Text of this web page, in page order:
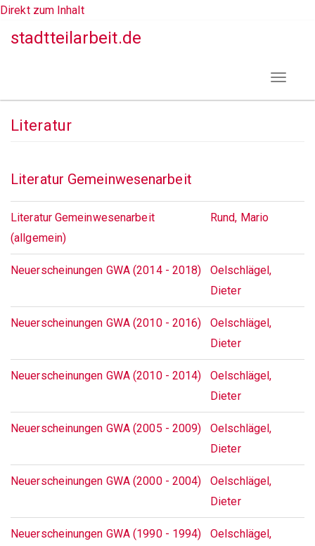
Direkt zum Inhalt
stadtteilarbeit.de
Toggle
Literatur
Literatur Gemeinwesenarbeit
Literatur Gemeinwesenarbeit
(allgemein)
Rund, Mario
Neuerscheinungen GWA (2014 - 2018)
Oelschlägel,
Dieter
Neuerscheinungen GWA (2010 - 2016)
Oelschlägel,
Dieter
Neuerscheinungen GWA (2010 - 2014)
Oelschlägel,
Dieter
Neuerscheinungen GWA (2005 - 2009)
Oelschlägel,
Dieter
Neuerscheinungen GWA (2000 - 2004)
Oelschlägel,
Dieter
Neuerscheinungen GWA (1990 - 1994)
Oelschlägel,